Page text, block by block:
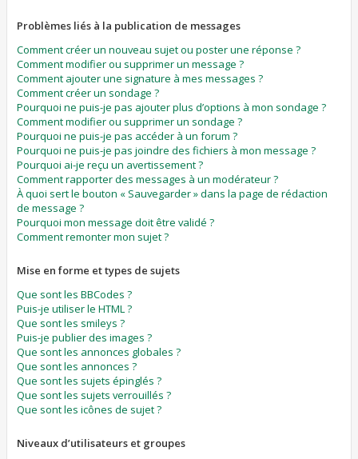
Problèmes liés à la publication de messages
Comment créer un nouveau sujet ou poster une réponse ?
Comment modifier ou supprimer un message ?
Comment ajouter une signature à mes messages ?
Comment créer un sondage ?
Pourquoi ne puis-je pas ajouter plus d’options à mon sondage ?
Comment modifier ou supprimer un sondage ?
Pourquoi ne puis-je pas accéder à un forum ?
Pourquoi ne puis-je pas joindre des fichiers à mon message ?
Pourquoi ai-je reçu un avertissement ?
Comment rapporter des messages à un modérateur ?
À quoi sert le bouton « Sauvegarder » dans la page de rédaction
de message ?
Pourquoi mon message doit être validé ?
Comment remonter mon sujet ?
Mise en forme et types de sujets
Que sont les BBCodes ?
Puis-je utiliser le HTML ?
Que sont les smileys ?
Puis-je publier des images ?
Que sont les annonces globales ?
Que sont les annonces ?
Que sont les sujets épinglés ?
Que sont les sujets verrouillés ?
Que sont les icônes de sujet ?
Niveaux d’utilisateurs et groupes